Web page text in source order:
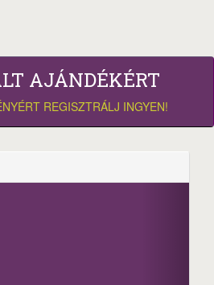
AJÁNDÉKÉRT
REGISZTRÁLJ INGYEN!